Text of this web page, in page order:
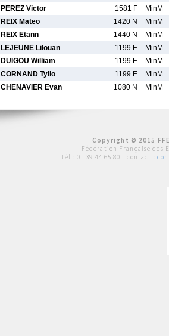
PEREZ Victor 1581 F
MinM
REIX Mateo 1420 N
MinM
REIX Etann 1440 N
MinM
LEJEUNE Lilouan 1199 E
MinM
DUIGOU William 1199 E
MinM
CORNAND Tylio 1199 E
MinM
CHENAVIER Evan 1080 N MinM
Copyright © 2015
Fédération Française des
tél : 01 39 44 65 80 | contact :